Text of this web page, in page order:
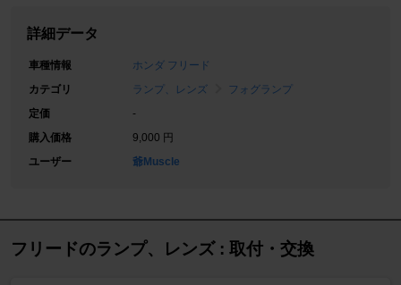
詳細データ
車種情報
ホンダ フリード
カテゴリ
ランプ、レンズ
フォグランプ
定価
-
購入価格
9,000 円
ユーザー
爺Muscle
フリードのランプ、レンズ : 取付・交換